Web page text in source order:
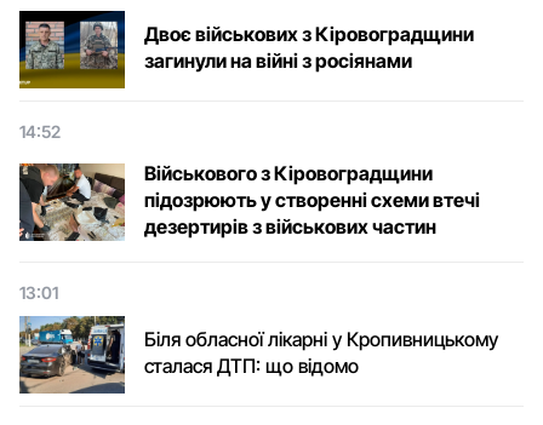
Двоє військових з Кіровоградщини
загинули на війні з росіянами
14:52
Військового з Кіровоградщини
підозрюють у створенні схеми втечі
дезертирів з військових частин
13:01
Біля обласної лікарні у Кропивницькому
сталася ДТП: що відомо